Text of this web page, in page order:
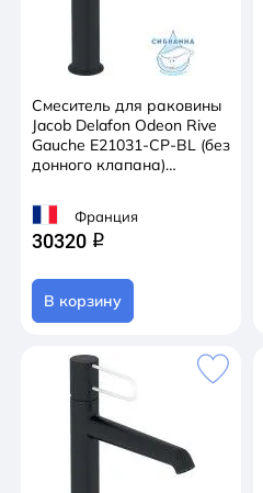
Смеситель для раковины
Jacob Delafon Odeon Rive
Gauche E21031-CP-BL (без
донного клапана)
Франция
30320 q
В корзину